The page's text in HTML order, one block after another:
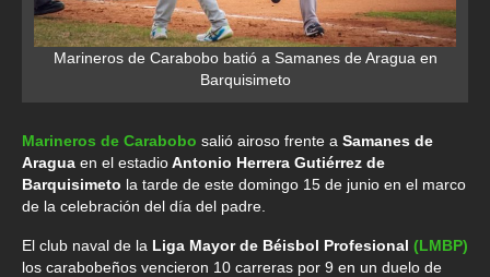
Marineros de Carabobo batió a Samanes de Aragua en
Barquisimeto
Marineros de Carabobo salió airoso frente a Samanes de
Aragua en el estadioAntonio Herrera Gutiérrez de
Barquisimeto la tarde de este domingo 15 de junio en el marco
de la celebración del día del padre.
El club naval de la Liga Mayor de Béisbol Profesional (LMBP)
los carabobeños vencieron 10 carreras por 9 en un duelo de